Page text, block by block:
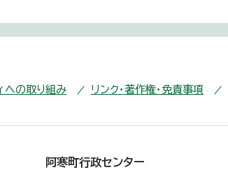
への取り組み リンク・著作権・免責事項
阿寒町行政センター